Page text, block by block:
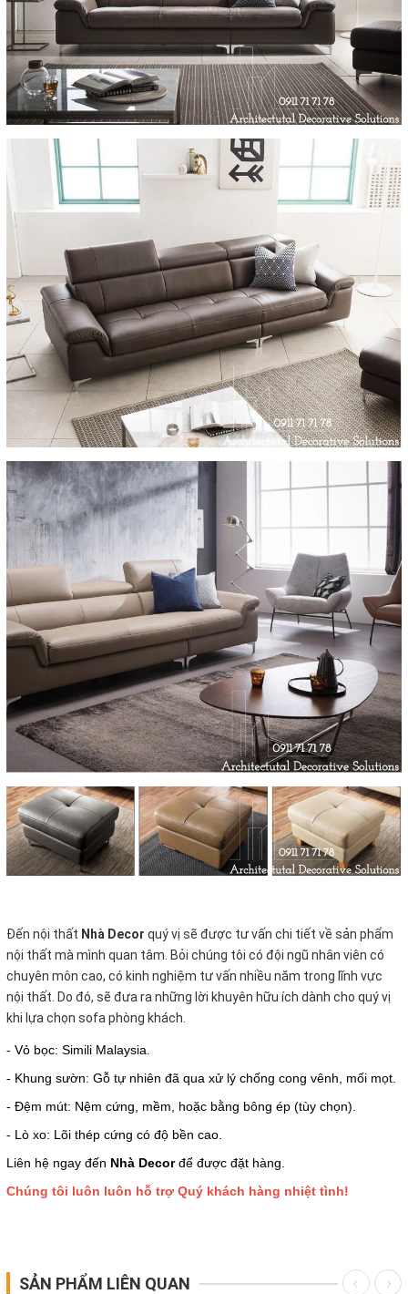
Đến nội thất Nhà Decor quý vị sẽ được tư vấn chi tiết về sản phẩm
nội thất mà mình quan tâm. Bỏi chúng tôi có đội ngũ nhân viên có
chuyên môn cao, có kinh nghiệm tư vấn nhiều năm trong lĩnh vực
nội thất. Do đó, sẽ đưa ra những lời khuyên hữu ích dành cho quý vị
khi lựa chọn sofa phòng khách.
- Vỏ bọc: Simili Malaysia.
- Khung sườn: Gỗ tự nhiên đã qua xử lý chống cong vênh, mối mọt.
- Đệm mút: Nệm cứng, mềm, hoặc bằng bông ép (tùy chọn).
- Lò xo: Lõi thép cứng có độ bền cao.
Liên hệ ngay đến Nhà Decorđể được đặt hàng.
Chúng tôi luôn luôn hỗ trợ Quý khách hàng nhiệt tình!
SẢN PHẨM LIÊN QUAN